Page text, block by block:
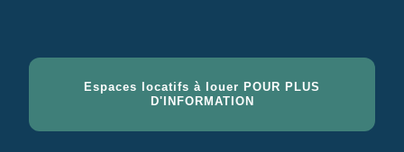
Espaces locatifs à louer POUR PLUS
D'INFORMATION